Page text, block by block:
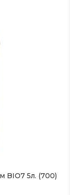
BIO7 5л. (700)